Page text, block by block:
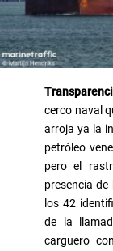
cerco naval
arroja ya la
petróleo
pero el
presencia
los 42
de la
carguero